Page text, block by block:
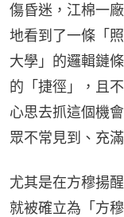
傷昏迷，江棉一
地看到了一條「
大學」的邏輯鏈
的「捷徑」，且
心思去抓這個機
眾不常見到、充
尤其是在方穆揚
就被確立為「方